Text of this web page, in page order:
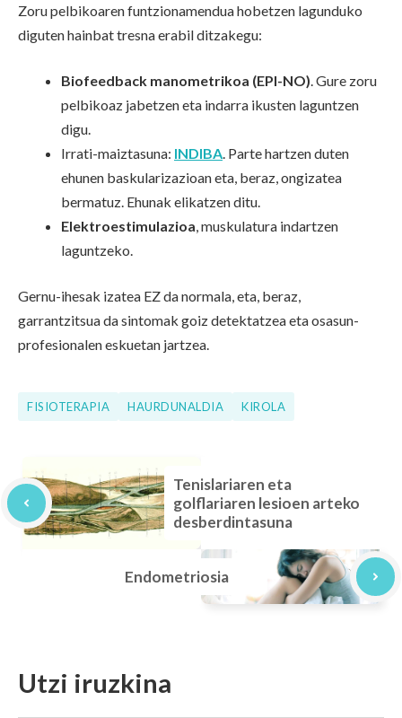
Zoru pelbikoaren funtzionamendua hobetzen lagunduko
diguten hainbat tresna erabil ditzakegu:
Biofeedback manometrikoa (EPI-NO). Gure zoru
pelbikoaz jabetzen eta indarra ikusten laguntzen
digu.
Irrati-maiztasuna: INDIBA. Parte hartzen duten
ehunen baskularizazioan eta, beraz, ongizatea
bermatuz. Ehunak elikatzen ditu.
Elektroestimulazioa, muskulatura indartzen
laguntzeko.
Gernu-ihesak izatea EZ da normala, eta, beraz,
garrantzitsua da sintomak goiz detektatzea eta osasun-
profesionalen eskuetan jartzea.
FISIOTERAPIA HAURDUNALDIA KIROLA
Tenislariaren eta
golflariaren lesioen arteko
desberdintasuna
Endometriosia
Utzi iruzkina